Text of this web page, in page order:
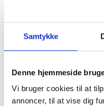
Samtykke
Denne hjemmeside
Vi bruger cookies til at
annoncer, til at vise dig